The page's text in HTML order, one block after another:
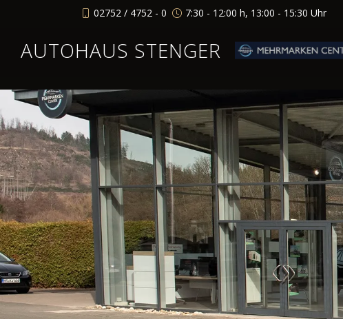
02752 / 4752 - 0 7:30 - 12:00 h, 13:00 - 15:30 Uhr
AUTOHAUS STENGER